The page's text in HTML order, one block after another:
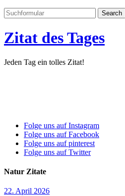
Search
Zitat des Tages
Jeden Tag ein tolles Zitat!
Folge uns auf Instagram
Folge uns auf Facebook
Folge uns auf pinterest
Folge uns auf Twitter
Natur Zitate
22. April 2026